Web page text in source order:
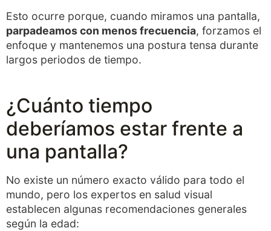
Esto ocurre porque, cuando miramos una pantalla,
parpadeamos con menos frecuencia, forzamos el
enfoque y mantenemos una postura tensa durante
largos periodos de tiempo.
¿Cuánto tiempo
deberíamos estar frente a
una pantalla?
No existe un número exacto válido para todo el
mundo, pero los expertos en salud visual
establecen algunas recomendaciones generales
según la edad: